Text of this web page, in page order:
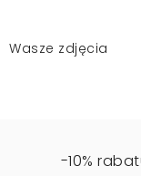
Wasze zdjęcia
-10%